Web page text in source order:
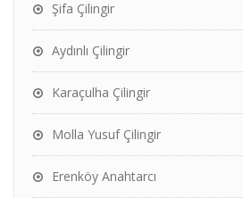
Şifa Çilingir
Aydınlı Çilingir
Karaçulha Çilingir
Molla Yusuf Çilingir
Erenköy Anahtarcı